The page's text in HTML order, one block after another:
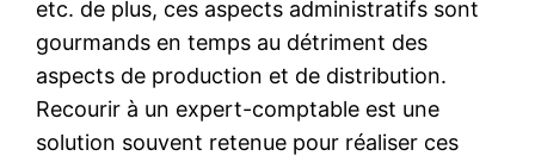
etc. de plus, ces aspects administratifs sont
gourmands en temps au détriment des
aspects de production et de distribution.
Recourir à un expert-comptable est une
solution souvent retenue pour réaliser ces